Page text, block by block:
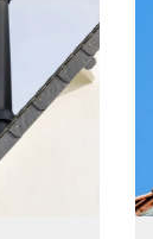
et